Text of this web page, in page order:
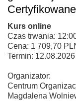
Kurs online
Czas trwania:
Cena: 1 709,70
Termin:
Organizator:
Centrum
Magdalena